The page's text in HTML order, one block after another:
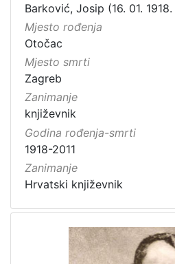
Barković, Josip (16. 01. 1918.
Mjesto rođenja
Otočac
Mjesto smrti
Zagreb
Zanimanje
književnik
Godina rođenja-smrti
1918-2011
Zanimanje
Hrvatski književnik